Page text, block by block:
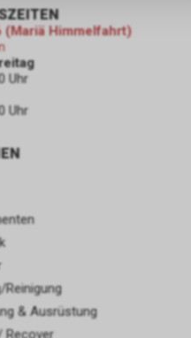
Reinigung
& Ausrüstung
Recover
(Mariä Himmelfahrt)
Uhr
Uhr
zulassen.